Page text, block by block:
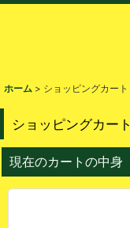
ホーム > ショッピングカート
ショッピングカート
現在のカートの中身